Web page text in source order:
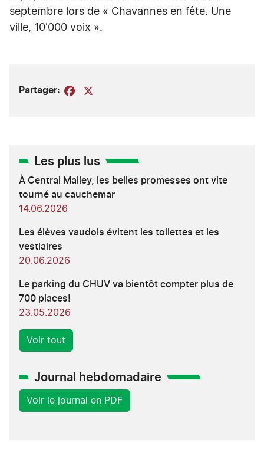
septembre lors de « Chavannes en fête. Une
ville, 10'000 voix ».
Partager: Facebook
Les plus lus
À Central Malley, les belles promesses ont vite
tourné au cauchemar
14.06.2026
Les élèves vaudois évitent les toilettes et les
vestiaires
20.06.2026
Le parking du CHUV va bientôt compter plus de
700 places!
23.05.2026
Voir tout
Journal hebdomadaire
Voir le journal en PDF